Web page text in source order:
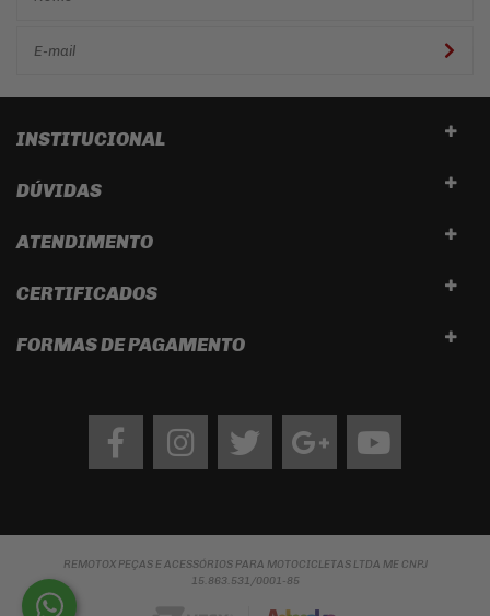
INSTITUCIONAL
DÚVIDAS
ATENDIMENTO
CERTIFICADOS
FORMAS DE PAGAMENTO
FacebookInstagram twitter googleYoutube
REMOTOX PEÇAS E ACESSÓRIOS PARA MOTOCICLETAS LTDA ME CNPJ
15.863.531/0001-85